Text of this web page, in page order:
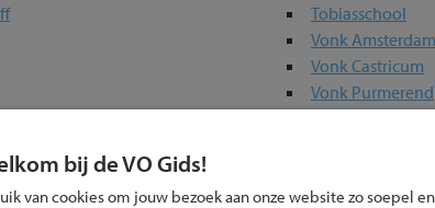
Tobiasschool
Vonk Amsterdam
Vonk Castricum
Vonk Purmerend
in jouw regio
bij de VO Gids!
van cookies om jouw bezoek aan onze website zo soepel